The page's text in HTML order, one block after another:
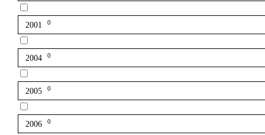
2001 0
2004 0
2005 0
2006 0